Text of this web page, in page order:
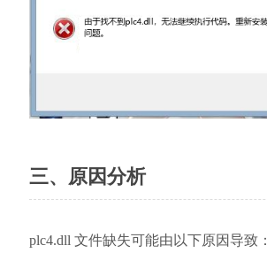
三、原因分析
plc4.dll 文件缺失可能由以下原因导致：